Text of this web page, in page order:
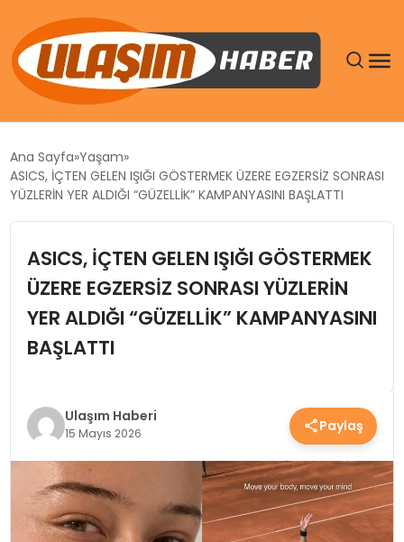
SIYASET
EKONOMI
SPOR
SAĞLIK
YAŞAM
Ana Sayfa Yaşam
ASICS, İÇTEN GELEN IŞIĞI GÖSTERMEK ÜZERE EGZERSİZ SONRASI
YÜZLERİN YER ALDIĞI “GÜZELLİK” KAMPANYASINI BAŞLATTI
ASICS, İÇTEN GELEN IŞIĞI GÖSTERMEK
ÜZERE EGZERSİZ SONRASI YÜZLERİN
YER ALDIĞI “GÜZELLİK” KAMPANYASINI
BAŞLATTI
Ulaşım Haberi
15 Mayıs 2026 Paylaş